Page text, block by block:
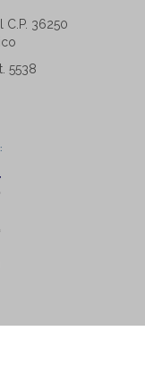
C.P. 36250
5538